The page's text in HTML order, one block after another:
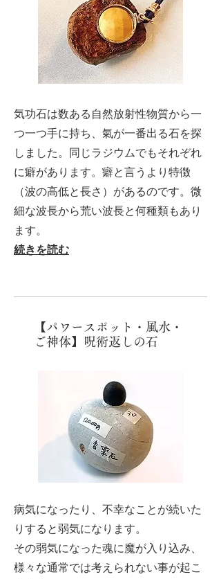
気功石は数ある自然放射性物質から一
つ一つ手に持ち、氣が一番出る石を探
しました。同じラジウムでもそれぞれ
に癖があります。癖と言うより特徴
（波の高低と長さ）があるのです。微
細な波長から荒い波長と何種類もあり
ます。
続きを読む
【パワースポット・風水・
ご神体】呪術返しの石
病気になったり、不幸なことが続いた
りすると弱気になります。
その弱気になった魂に魔が入り込み、
様々な通常では考えられない事が起こ